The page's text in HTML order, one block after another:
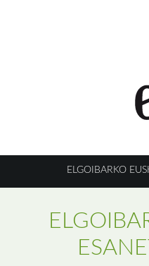
ELGOIBARKO